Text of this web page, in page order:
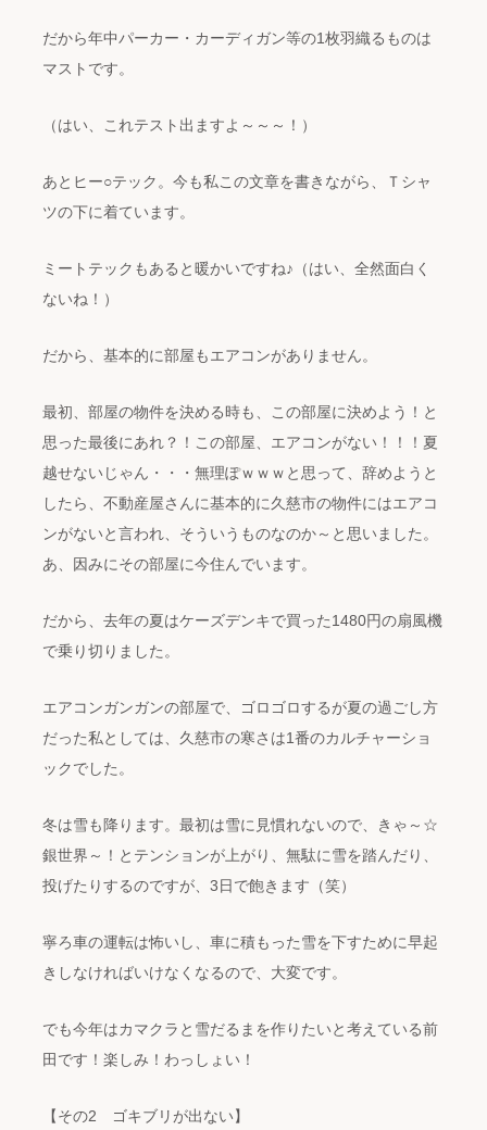
だから年中パーカー・カーディガン等の1枚羽織るものは
マストです。
（はい、これテスト出ますよ～～～！）
あとヒー○テック。今も私この文章を書きながら、Ｔシャ
ツの下に着ています。
ミートテックもあると暖かいですね♪（はい、全然面白く
ないね！）
だから、基本的に部屋もエアコンがありません。
最初、部屋の物件を決める時も、この部屋に決めよう！と
思った最後にあれ？！この部屋、エアコンがない！！！夏
越せないじゃん・・・無理ぽｗｗｗと思って、辞めようと
したら、不動産屋さんに基本的に久慈市の物件にはエアコ
ンがないと言われ、そういうものなのか～と思いました。
あ、因みにその部屋に今住んでいます。
だから、去年の夏はケーズデンキで買った1480円の扇風機
で乗り切りました。
エアコンガンガンの部屋で、ゴロゴロするが夏の過ごし方
だった私としては、久慈市の寒さは1番のカルチャーショ
ックでした。
冬は雪も降ります。最初は雪に見慣れないので、きゃ～☆
銀世界～！とテンションが上がり、無駄に雪を踏んだり、
投げたりするのですが、3日で飽きます（笑）
寧ろ車の運転は怖いし、車に積もった雪を下すために早起
きしなければいけなくなるので、大変です。
でも今年はカマクラと雪だるまを作りたいと考えている前
田です！楽しみ！わっしょい！
【その2 ゴキブリが出ない】